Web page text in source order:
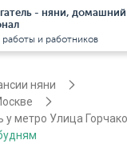
- няни, домашний
работы и работников
няни
у метро Улица